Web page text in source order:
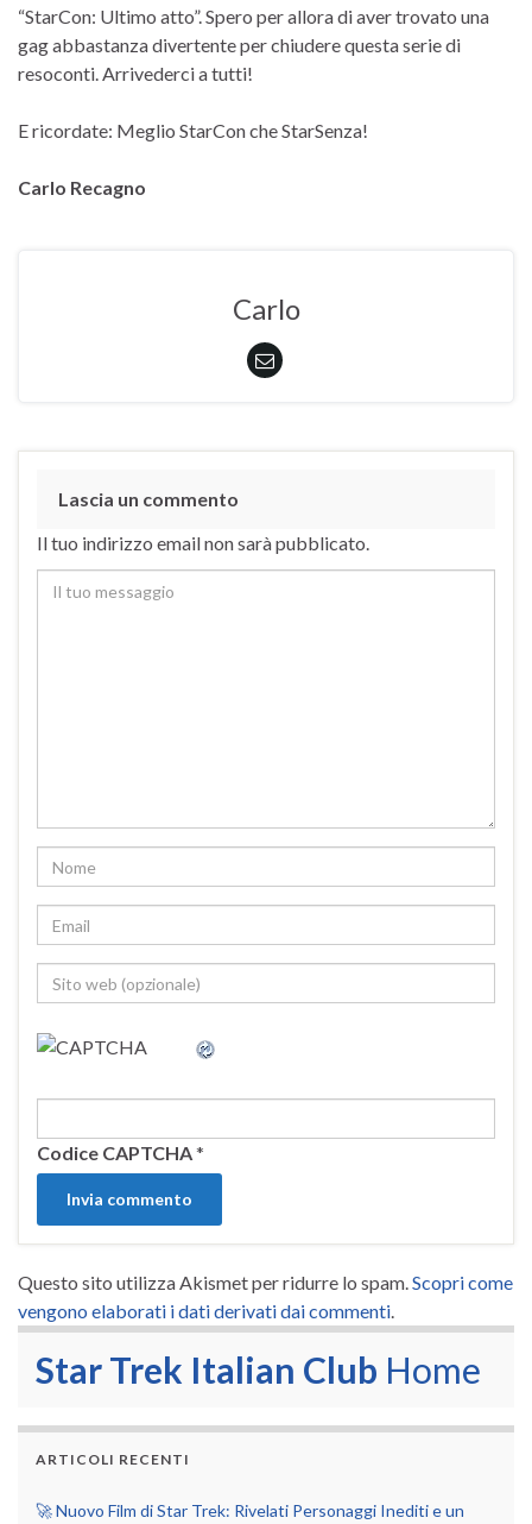
“StarCon: Ultimo atto”. Spero per allora di aver trovato una
gag abbastanza divertente per chiudere questa serie di
resoconti. Arrivederci a tutti!
E ricordate: Meglio StarCon che StarSenza!
Carlo Recagno
Carlo
Lascia un commento
Il tuo indirizzo email non sarà pubblicato.
Codice CAPTCHA*
Questo sito utilizza Akismet per ridurre lo spam.Scopri come
vengono elaborati i dati derivati dai commenti.
Star Trek Italian Club Home
ARTICOLI RECENTI
🚀 Nuovo Film di Star Trek: Rivelati Personaggi Inediti e un